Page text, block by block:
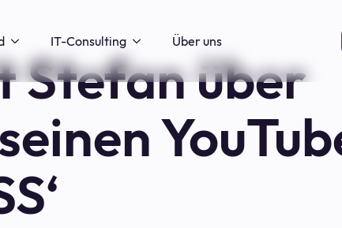
IT-Consulting Über uns
Stefan über